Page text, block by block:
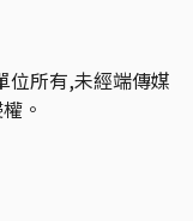
位所有,未經端傳媒
。